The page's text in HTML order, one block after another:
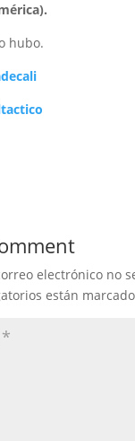
hubo.
electrónico no
están